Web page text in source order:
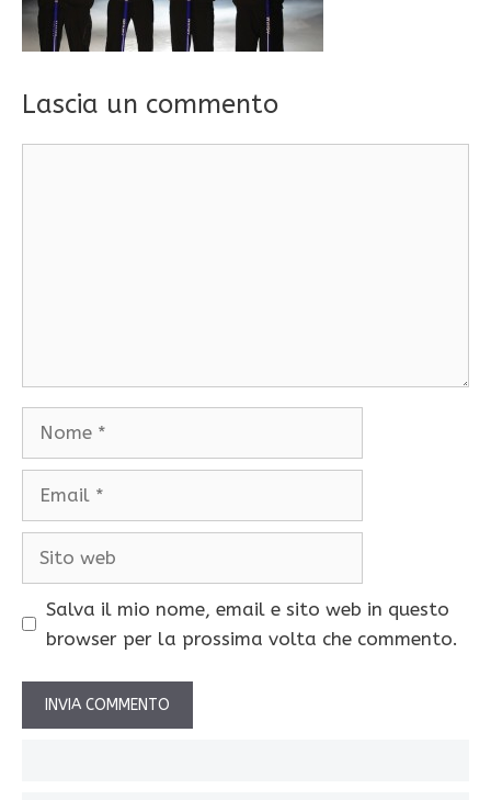
Lascia un commento
Salva il mio nome, email e sito web in questo
browser per la prossima volta che commento.